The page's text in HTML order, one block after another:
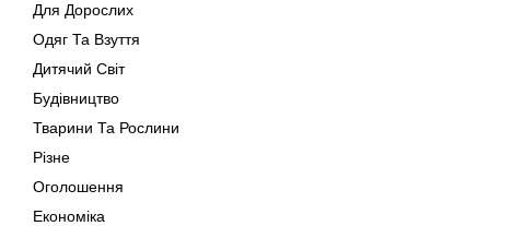
Для Дорослих
Одяг Та Взуття
Дитячий Світ
Будівництво
Тварини Та Рослини
Різне
Оголошення
Економіка